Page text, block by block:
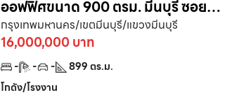
ออฟฟิศขนาด 900 ตรม. มีนบุรี ซอย
รามอินทรา109ถนนพระยาสุเรนทร์30 ราคา
เจ้าของขายเอง
กรุงเทพมหานคร/เขตมีนบุรี/แขวงมีนบุรี
16,000,000 บาท
- - - 899ตร.ม.
โกดัง/โรงงาน